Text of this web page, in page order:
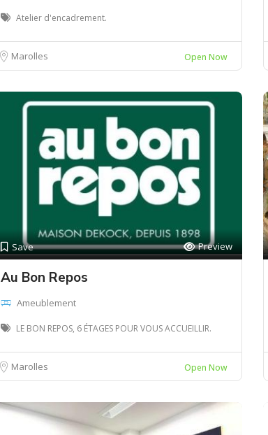
Atelier d'encadrement.
Marolles Open Now
Save Preview
Au Bon Repos
Ameublement
LE BON REPOS, 6 ÉTAGES POUR VOUS ACCUEILLIR.
Marolles Open Now